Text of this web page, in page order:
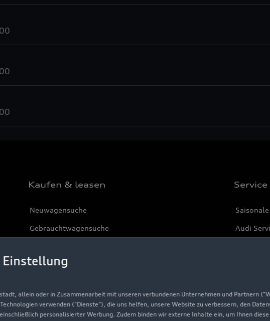
Einstellung
allein oder in Zusammenarbeit mit unseren verbundenen Unternehmen und Partnern
verwenden ("Dienste"), die uns helfen, unsere Website zu verbessern, den
personalisierter Werbung. Zudem binden wir externe Inhalte ein, um Ihnen
Kaufen & leasen
Neuwagensuche
Gebrauchtwagensuche
Finanzierung
Geschäftskunden
Audi